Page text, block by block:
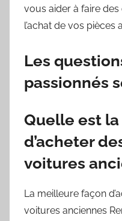
vous aider à faire
l’achat de vos pièces
Les
passionnés
Quelle est
d’acheter
voitures
La meilleure façon
voitures anciennes